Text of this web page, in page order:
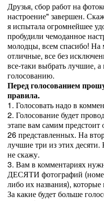
Друзья, сбор работ на
настроение" завершен.
я испытала огромнейшее
пробудили чемоданное
молодцы, всем спасибо! На
отличные, все без
все-таки выбрать лучшие,
голосованию.
Перед голосованием
правила.
1. Голосовать надо в
2. Голосование будет
этапе вам самим предстоит
26 представленных. На
лучшие три из этих
не скажу.
3. Вам в комментариях
ДЕСЯТИ фотографий
либо их названия),
За какие будет больше